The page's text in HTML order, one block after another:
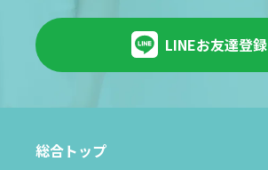
LINEお友達登録
総合トップ